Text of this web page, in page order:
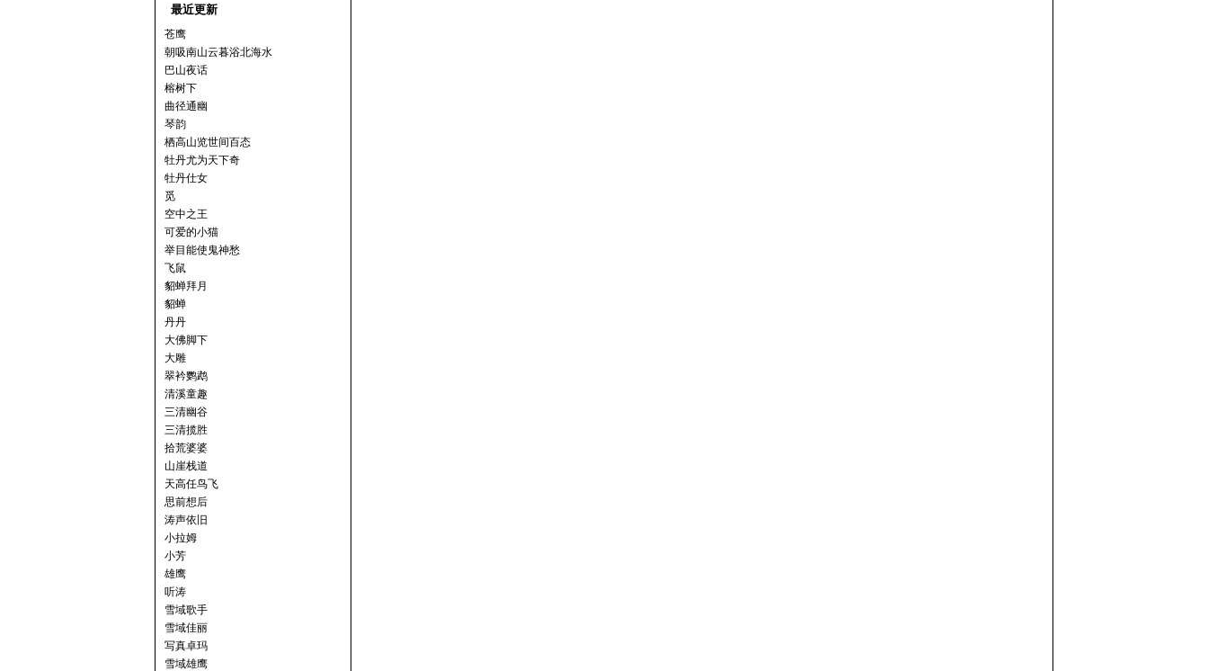
最近更新
苍鹰
朝吸南山云暮浴北海水
巴山夜话
榕树下
曲径通幽
琴韵
栖高山览世间百态
牡丹尤为天下奇
牡丹仕女
觅
空中之王
可爱的小猫
举目能使鬼神愁
飞鼠
貂蝉拜月
貂蝉
丹丹
大佛脚下
大雕
翠衿鹦鹉
清溪童趣
三清幽谷
三清揽胜
拾荒婆婆
山崖栈道
天高任鸟飞
思前想后
涛声依旧
小拉姆
小芳
雄鹰
听涛
雪域歌手
雪域佳丽
写真卓玛
雪域雄鹰